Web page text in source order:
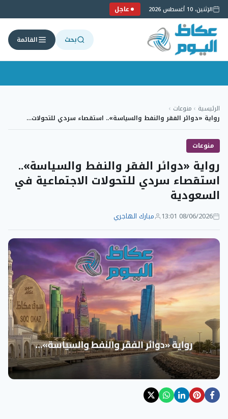
الإثنين، 10 أغسطس 2026 عاجل
بحث القائمة
إلى
المحتوى
الرئيسية › منوعات ›
رواية «دوائر الفقر والنفط والسياسة».. استقصاء سردي للتحولات…
منوعات
رواية «دوائر الفقر والنفط والسياسة»..
استقصاء سردي للتحولات الاجتماعية في
السعودية
08/06/2026 13:01 مبارك الهاجري